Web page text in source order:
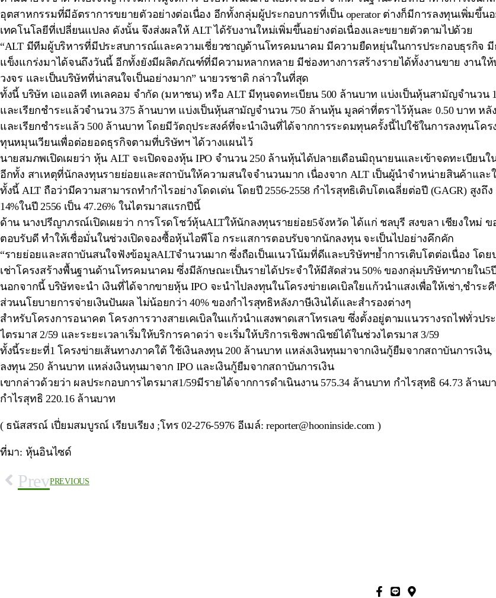
อุตสาหกรรมที่มีอัตราการขยายตัวอย่างต่อเนื่อง อีกทั้งกลุ่มผู้ประกอบการที่เป็น operator ต่างก็มีการลงทุนเพิ่ม
เทคโนโลยีที่เปลี่ยนแปลง ดังนั้น จึงส่งผลให้ ALT ได้รับงานใหม่เพิ่มขึ้นอย่างต่อเนื่องและขยายตัวตามไปด้วย
“ALT มีทีมผู้บริหารที่มีประสบการณ์และความเชี่ยวชาญด้านโทรคมนาคม มีความยืดหยุ่นในการประกอบธุรกิจ
แข็งแกร่งมาได้จนถึงวันนี้ อีกทั้งยังมีผลิตภัณฑ์ที่มีความหลากหลาย มีช่องทางการสร้างรายได้ทั้งงานขาย งานให้
วงจร และเป็นบริษัทที่น่าสนใจเป็นอย่างมาก” นายวรชาติ กล่าวในที่สุด
ทั้งนี้ บริษัท เอแอลที เทเลคอม จำกัด (มหาชน) หรือ ALT มีทุนจดทะเบียน 500 ล้านบาท แบ่งเป็นหุ้นสามัญจำนว
และเรียกชำระแล้วจำนวน 375 ล้านบาท แบ่งเป็นหุ้นสามัญจำนวน 750 ล้านหุ้น มูลค่าที่ตราไว้หุ้นละ 0.50 บาท
และเรียกชำระแล้ว 500 ล้านบาท โดยมีวัตถุประสงค์ที่จะนำเงินที่ได้จากการระดมทุนครั้งนี้ไปใช้ในการลงทุนโคร
ทุนหมุนเวียนเพื่อต่อยอดธุรกิจตามที่บริษัทฯ ได้วางแผนไว้
นายสมภพเปิดเผยว่า หุ้น ALT จะเปิดจองหุ้น IPO จำนวน 250 ล้านหุ้นได้ปลายเดือนมิถุนายนและเข้าจดทะเบีย
อีกทั้ง สาเหตุที่นักลงทุนรายย่อยและสถาบันให้ความสนใจจำนวนมาก เนื่องจาก ALT เป็นผู้นำจำหน่ายสินค้าแล
ทั้งนี้ ALT ถือว่ามีความสามารถทำกำไรอย่างโดดเด่น โดยปี 2556-2558 กำไรสุทธิเติบโตเฉลี่ยต่อปี (GAGR) สูง
14%ในปี 2556 เป็น 47.26% ในไตรมาสแรกปีนี้
ด้าน นางปรีญาภรณ์เปิดเผยว่า การโรดโชว์หุ้นALTให้นักลงทุนรายย่อย5จังหวัด ได้แก่ ชลบุรี สงขลา เชียงใหม่
ตอบรับดี ทำให้เชื่อมั่นในช่วงเปิดจองซื้อหุ้นไอพีโอ กระแสการตอบรับจากนักลงทุน จะเป็นไปอย่างคึกคัก
“รายย่อยและสถาบันสนใจฟังข้อมูลALTจำนวนมาก ซึ่งถือเป็นแนวโน้มที่ดีและบริษัทฯย้ำการเติบโตต่อเนื่อง โด
เช่าโครงสร้างพื้นฐานด้านโทรคมนาคม ซึ่งมีลักษณะเป็นรายได้ประจำให้มีสัดส่วน 50% ของกลุ่มบริษัทฯภายใน
นอกจากนี้ บริษัทจะนำ เงินที่ได้จากขายหุ้น IPO จะนำไปลงทุนในโครงข่ายเคเบิลใยแก้วนำแสงเพื่อให้เช่า,ชำร
ส่วนนโยบายการจ่ายเงินปันผล ไม่น้อยกว่า 40% ของกำไรสุทธิหลังภาษีเงินได้และสำรองต่างๆ
สำหรับโครงการอนาคต โครงการวางสายเคเบิลในแก้วนำแสงพาดเสาโทรเลข ซึ่งตั้งอยู่ตามแนวรางรถไฟทั่วปร
ไตรมาส 2/59 และระยะเวลาเริ่มให้บริการคาดว่า จะเริ่มให้บริการเชิงพาณิชย์ได้ในช่วงไตรมาส 3/59
ทั้งนี้ระยะที่1 โครงข่ายเส้นทางภาคใต้ ใช้เงินลงทุน 200 ล้านบาท แหล่งเงินทุนมาจากเงินกู้ยืมจากสถาบันการเงิ
ลงทุน 250 ล้านบาท แหล่งเงินทุนมาจาก IPO และเงินกู้ยืมจากสถาบันการเงิน
เขากล่าวด้วยว่า ผลประกอบการไตรมาส1/59มีรายได้จากการดำเนินงาน 575.34 ล้านบาท กำไรสุทธิ 64.73 ล้าน
กำไรสุทธิ 220.16 ล้านบาท
( ธนัสสรณ์ เปี่ยมสมบูรณ์ เรียบเรียง ;โทร 02-276-5976 อีเมล์: reporter@hooninside.com )
ที่มา: หุ้นอินไซด์
PrevPREVIOUS